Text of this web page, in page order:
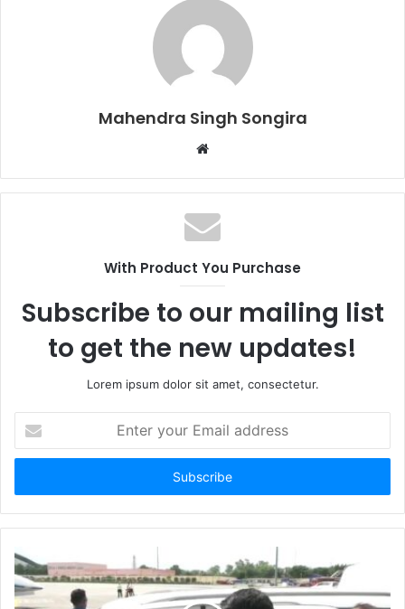
Mahendra Singh Songira
Website
With Product You Purchase
Subscribe to our mailing list
to get the new updates!
Lorem ipsum dolor sit amet, consectetur.
your
Email